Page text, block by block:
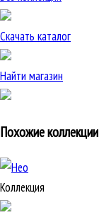
Скачать каталог
Найти магазин
Похожие коллекции
Коллекция